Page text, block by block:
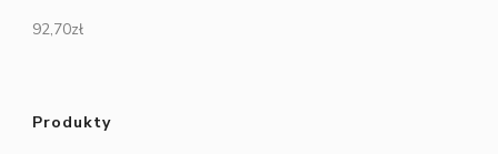
92,70zł
Produkty